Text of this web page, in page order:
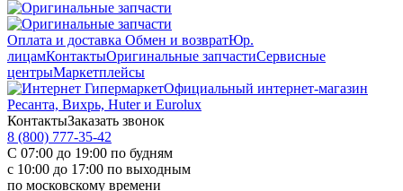
Оплата и доставка Обмен и возвратЮр.
лицамКонтактыОригинальные запчастиСервисные
центрыМаркетплейсы
Официальный интернет-магазин
Ресанта, Вихрь, Huter и Eurolux
КонтактыЗаказать звонок
8 (800) 777-35-42
С 07:00 до 19:00 по будням
с 10:00 до 17:00 по выходным
по московскому времени